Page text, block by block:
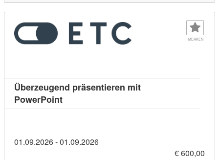
MERKEN
Überzeugend präsentieren mit
PowerPointKursdetail: Überzeugend präsentieren mit
01.09.2026 - 01.09.2026
€ 600,00